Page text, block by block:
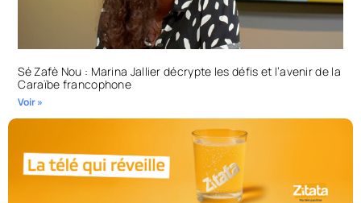
Sé Zafè Nou : Marina Jallier décrypte les défis et l’avenir de la
Caraïbe francophone
Voir »